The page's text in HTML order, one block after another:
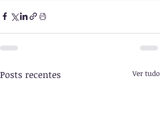
Posts recentes Ver tudo